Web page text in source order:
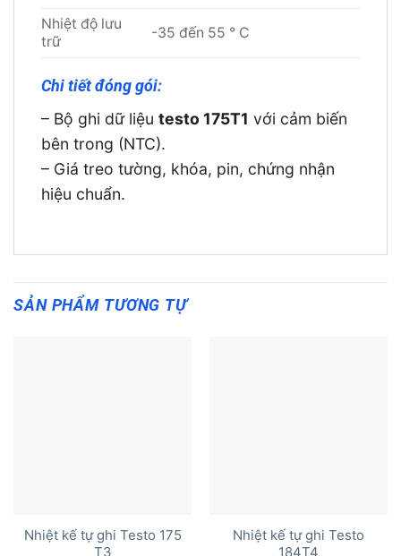
Nhiệt độ lưu
trữ
-35 đến 55 ° C
Chi tiết đóng gói:
– Bộ ghi dữ liệu testo 175T1 với cảm biến
bên trong (NTC).
– Giá treo tường, khóa, pin, chứng nhận
hiệu chuẩn.
SẢN PHẨM TƯƠNG TỰ
Nhiệt kế tự ghi Testo 175
T3
Nhiệt kế tự ghi Testo
184T4